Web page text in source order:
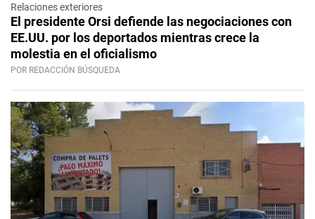
Relaciones exteriores
El presidente Orsi defiende las negociaciones con
EE.UU. por los deportados mientras crece la
molestia en el oficialismo
POR REDACCIÓN BÚSQUEDA